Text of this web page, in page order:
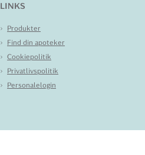
LINKS
Produkter
Find din apoteker
Cookiepolitik
Privatlivspolitik
Personalelogin